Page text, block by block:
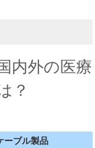
内外の医療
？
ーブル製品